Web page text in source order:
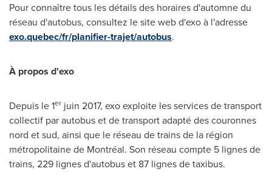
Pour connaître tous les détails des horaires d'automne du
réseau d'autobus, consultez le site web d'exo à l'adresse
exo.quebec/fr/planifier-trajet/autobus.
À propos d'exo
Depuis le 1er juin 2017, exo exploite les services de transport
collectif par autobus et de transport adapté des couronnes
nord et sud, ainsi que le réseau de trains de la région
métropolitaine de Montréal. Son réseau compte 5 lignes de
trains, 229 lignes d'autobus et 87 lignes de taxibus.